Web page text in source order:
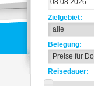
Zielgebiet:
Belegung:
Reisedauer: